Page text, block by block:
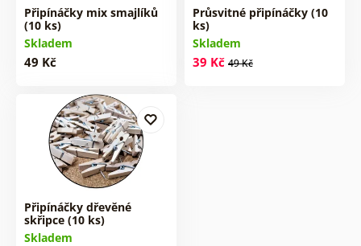
Připínáčky mix smajlíků
(10 ks)
Skladem
49 Kč
Průsvitné připínáčky (10
ks)
Skladem
39 Kč 49 Kč
Připínáčky dřevěné
skřipce (10 ks)
Skladem